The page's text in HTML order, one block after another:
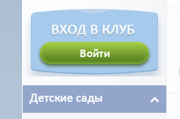
Детские сады